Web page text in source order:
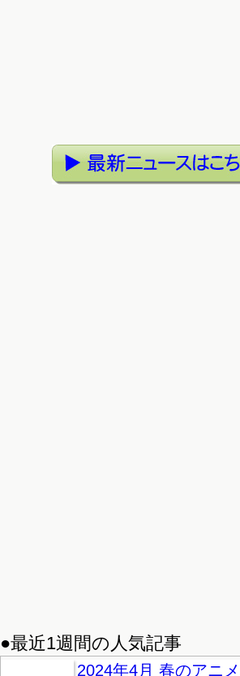
●最近1週間の人気記事
2024年4月 春のアニ